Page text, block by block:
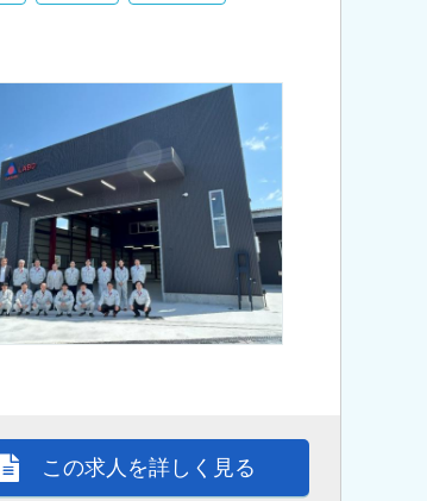
この求人を詳しく見る